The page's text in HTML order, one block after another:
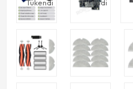
Tükendi Tükendi